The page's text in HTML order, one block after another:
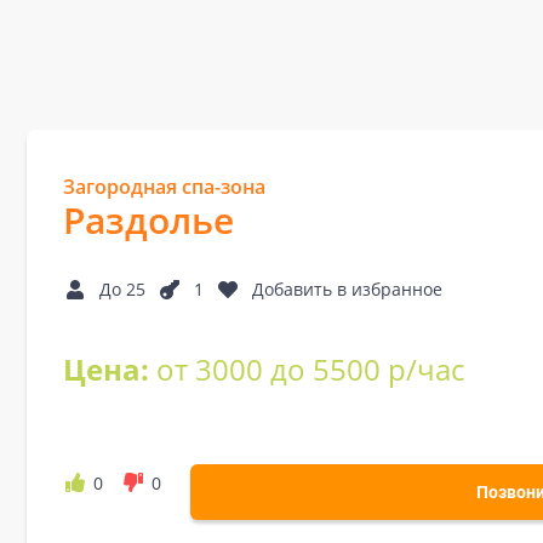
Загородная спа-зона
Раздолье
До 25 1 Добавить в избранное
Цена: от 3000 до 5500 р/час
0 0